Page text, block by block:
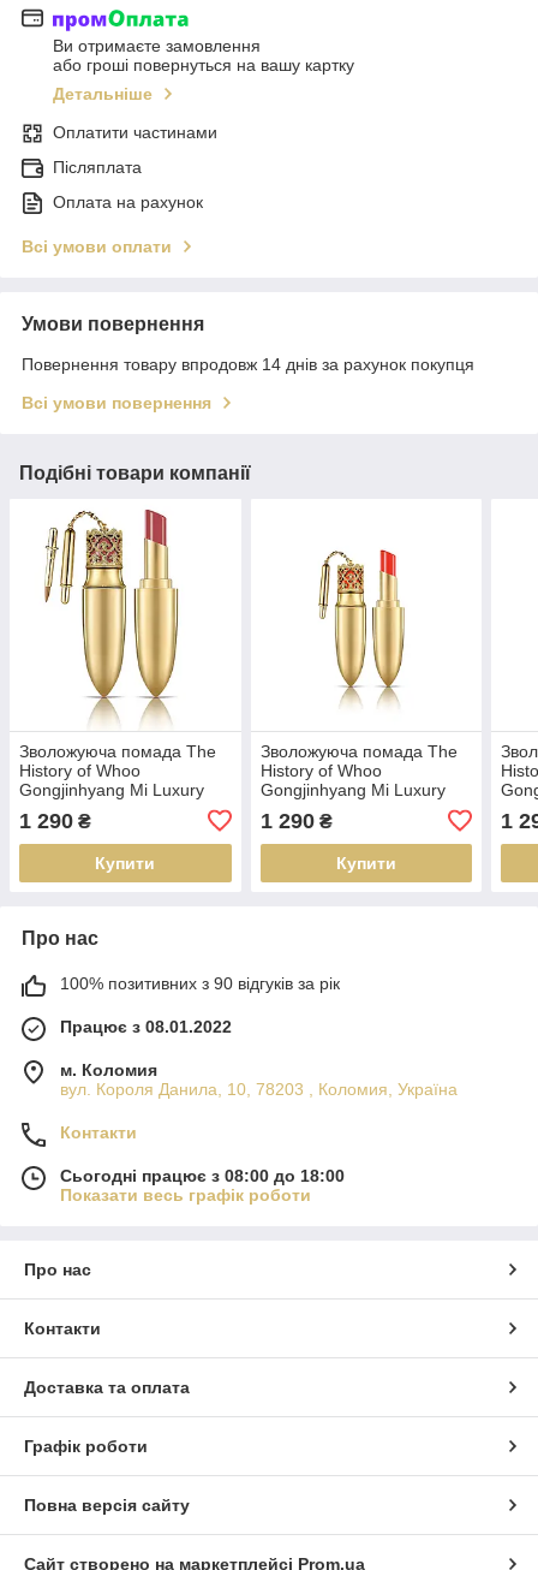
Ви отримаєте замовлення
або гроші повернуться на вашу картку
Детальніше
Оплатити частинами
Післяплата
Оплата на рахунок
Всі умови оплати
Умови повернення
Повернення товару впродовж 14 днів за рахунок покупця
Всі умови повернення
Подібні товари компанії
Зволожуюча помада The
History of Whoo
Gongjinhyang Mi Luxury
1 290 ₴
Купити
Зволожуюча помада The
History of Whoo
Gongjinhyang Mi Luxury
Lip Rouge 24 Red Orange
1 290₴
Купити
1
Про нас
100% позитивних з 90 відгуків за рік
Працює з 08.01.2022
м. Коломия
вул. Короля Данила, 10, 78203 , Коломия, Україна
Контакти
Сьогодні працює з 08:00 до 18:00
Показати весь графік роботи
Про нас
Контакти
Доставка та оплата
Графік роботи
Повна версія сайту
Сайт створено на маркетплейсі Prom.ua